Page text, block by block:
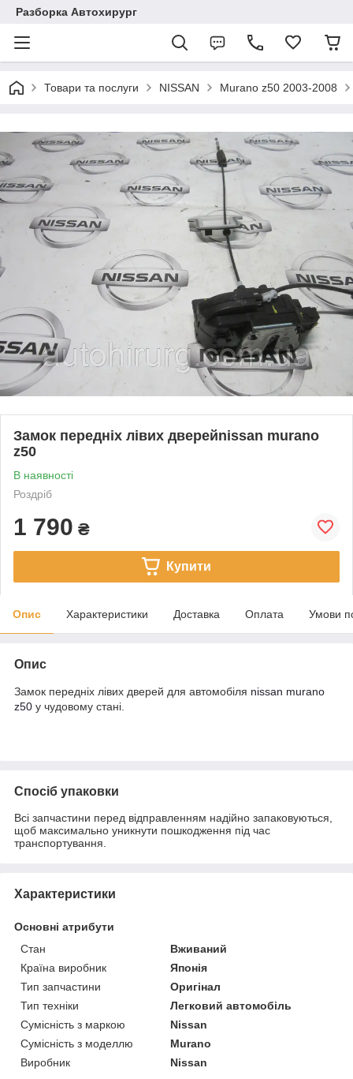
Разборка Автохирург
Товари та послуги NISSAN Murano z50 2003-2008
Замок передніх лівих дверейnissan murano
z50
В наявності
Роздріб
1 790 ₴
Купити
Опис Характеристики Доставка Оплата Умови
Опис
Замок передніх лівих дверей для автомобіля nissan murano
z50 у чудовому стані.
Спосіб упаковки
Всі запчастини перед відправленням надійно запаковуються,
щоб максимально уникнути пошкодження під час
транспортування.
Характеристики
Основні атрибути
Стан
Вживаний
Країна виробник
Японія
Тип запчастини
Оригінал
Тип техніки
Легковий автомобіль
Сумісність з маркою
Nissan
Сумісність з моделлю
Murano
Виробник
Nissan